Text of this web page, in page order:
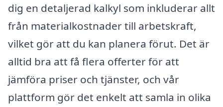
dig en detaljerad kalkyl som inkluderar allt
från materialkostnader till arbetskraft,
vilket gör att du kan planera förut. Det är
alltid bra att få flera offerter för att
jämföra priser och tjänster, och vår
plattform gör det enkelt att samla in olika